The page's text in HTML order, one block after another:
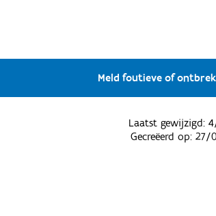
Meld foutieve of
Laatst gewijzigd:
Gecreëerd op:27/